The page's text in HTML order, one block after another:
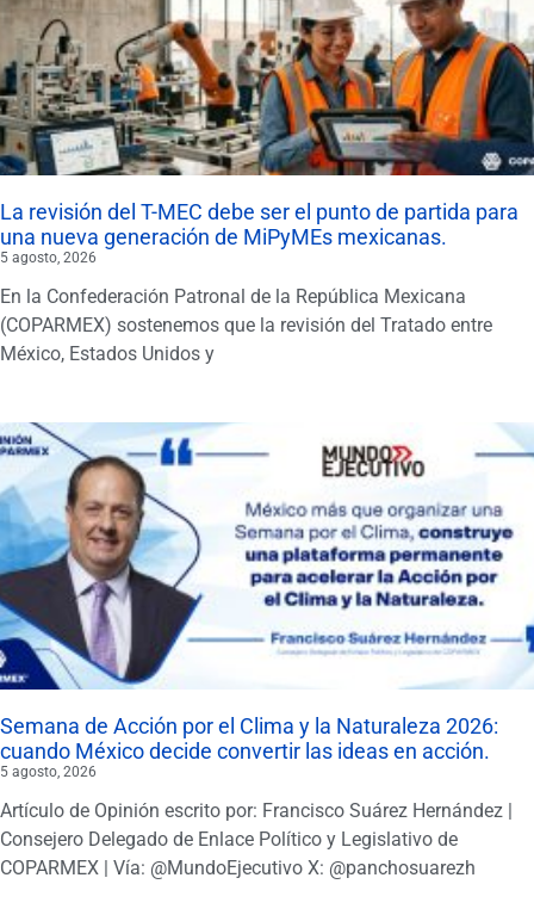
La revisión del T-MEC debe ser el punto de partida para
una nueva generación de MiPyMEs mexicanas.
5 agosto, 2026
En la Confederación Patronal de la República Mexicana
(COPARMEX) sostenemos que la revisión del Tratado entre
México, Estados Unidos y
Semana de Acción por el Clima y la Naturaleza 2026:
cuando México decide convertir las ideas en acción.
5 agosto, 2026
Artículo de Opinión escrito por: Francisco Suárez Hernández |
Consejero Delegado de Enlace Político y Legislativo de
COPARMEX | Vía: @MundoEjecutivo X: @panchosuarezh